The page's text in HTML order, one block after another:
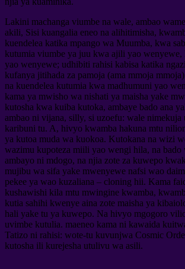
Lakini machanga viumbe na wale, ambao
akili, Sisi kuangalia eneo na alihitimisha,
kuendelea katika mpango wa Muumba, kwa
kutumia viumbe ya juu kwa ajili yao wenyewe,
yao wenyewe; udhibiti rahisi kabisa katika
kufanya jitihada za pamoja (ama mmoja
na kuendelea kutumia kwa madhumuni yao
kama ya mwisho wa nishati ya maisha yake
kutosha kwa kuiba kutoka, ambaye bado ana
ambao ni vijana, silly, si uzoefu: wale
karibuni tu. A, hivyo kwamba hakuna mtu
ya kutoa muda wa kuokoa. Kutokana na wizi
wazimu kupoteza miili yao wengi hila, na
ambayo ni mdogo, na njia zote za kuwepo
mujibu wa sifa yake mwenyewe nafsi wao
pekee ya wao kuzaliana – cloning hii. Kama
kushawishi kila mtu mwingine kwamba,
kutia sahihi kwenye aina zote maisha ya
hali yake tu ya kuwepo. Na hivyo mgogoro
uvimbe kutulia. maeneo kama ni kawaida
Tatizo ni rahisi: wote-tu kuvunjwa Cosmic
kutosha ili kurejesha utulivu wa asili.